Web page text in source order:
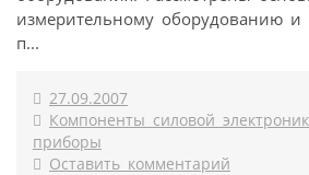
измерительному оборудованию и
п...
27.09.2007
Компоненты силовой
приборы
Оставить комментарий